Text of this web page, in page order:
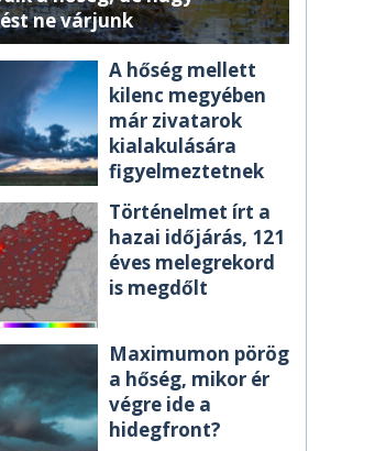
ne várjunk
A hőség mellett
kilenc megyében
már zivatarok
kialakulására
figyelmeztetnek
Történelmet írt a
hazai időjárás, 121
éves melegrekord
is megdőlt
Maximumon pörög
a hőség, mikor ér
végre ide a
hidegfront?